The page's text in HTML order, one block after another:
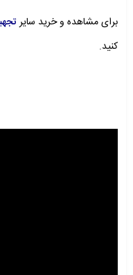
برای مشاهده و خرید سایر
کنید.